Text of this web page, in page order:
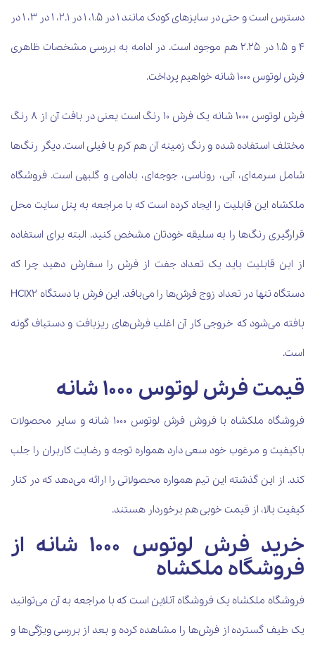
دسترس است و حتی در سایز‌های کودک مانند 1 در 1.5، 1 در 2.1، 1 در 3، 1 در
4 و 1.5 در 2.25 هم موجود است. در ادامه به بررسی مشخصات ظاهری
فرش لوتوس 1000 شانه خواهیم پرداخت.
فرش لوتوس 1000 شانه یک فرش 10 رنگ است یعنی در بافت آن از 8 رنگ
مختلف استفاده شده و رنگ زمینه آن هم کرم یا فیلی است. دیگر رنگ‌ها
شامل سرمه‌ای، آبی، روناسی، جوجه‌‌ای، بادامی و گلبهی است. فروشگاه
ملکشاه این قابلیت را ایجاد کرده است که با مراجعه به پنل سایت محل
قرارگیری رنگ‌ها را به سلیقه خودتان مشخص کنید. البته برای استفاده
از این قابلیت باید یک تعداد جفت از فرش را سفارش دهید چرا که
دستگاه تنها در تعداد زوج فرش‌ها را می‌بافد. این فرش با دستگاه HCIX2
بافته می‌شود که خروجی کار آن اغلب فرش‌های ریزبافت و دستباف گونه
است.
قیمت فرش لوتوس 1000 شانه
فروشگاه ملکشاه با فروش فرش لوتوس 1000 شانه و سایر محصولات
باکیفیت‌ و مرغوب‌ خود سعی دارد همواره توجه و رضایت کاربران را جلب
کند. از این گذشته این تیم همواره محصولاتی را ارائه می‌دهد که در کنار
کیفیت بالا، از قیمت خوبی هم برخوردار هستند.
خرید فرش لوتوس 1000 شانه از
فروشگاه ملکشاه
فروشگاه ملکشاه یک فروشگاه آنلاین است که با مراجعه به آن می‌توانید
یک طیف گسترده از فرش‌ها را مشاهده کرده و بعد از بررسی ویژگی‌ها و